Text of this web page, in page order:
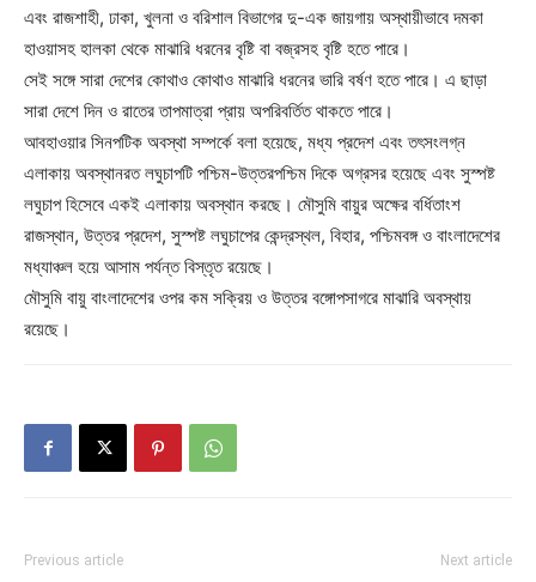
এবং রাজশাহী, ঢাকা, খুলনা ও বরিশাল বিভাগের দু-এক জায়গায় অস্থায়ীভাবে দমকা
হাওয়াসহ হালকা থেকে মাঝারি ধরনের বৃষ্টি বা বজ্রসহ বৃষ্টি হতে পারে।
সেই সঙ্গে সারা দেশের কোথাও কোথাও মাঝারি ধরনের ভারি বর্ষণ হতে পারে। এ ছাড়া
সারা দেশে দিন ও রাতের তাপমাত্রা প্রায় অপরিবর্তিত থাকতে পারে।
আবহাওয়ার সিনপটিক অবস্থা সম্পর্কে বলা হয়েছে, মধ্য প্রদেশ এবং তৎসংলগ্ন
এলাকায় অবস্থানরত লঘুচাপটি পশ্চিম-উত্তরপশ্চিম দিকে অগ্রসর হয়েছে এবং সুস্পষ্ট
লঘুচাপ হিসেবে একই এলাকায় অবস্থান করছে। মৌসুমি বায়ুর অক্ষের বর্ধিতাংশ
রাজস্থান, উত্তর প্রদেশ, সুস্পষ্ট লঘুচাপের কেন্দ্রস্থল, বিহার, পশ্চিমবঙ্গ ও বাংলাদেশের
মধ্যাঞ্চল হয়ে আসাম পর্যন্ত বিস্তৃত রয়েছে।
মৌসুমি বায়ু বাংলাদেশের ওপর কম সক্রিয় ও উত্তর বঙ্গোপসাগরে মাঝারি অবস্থায়
রয়েছে।
Previous article Next article